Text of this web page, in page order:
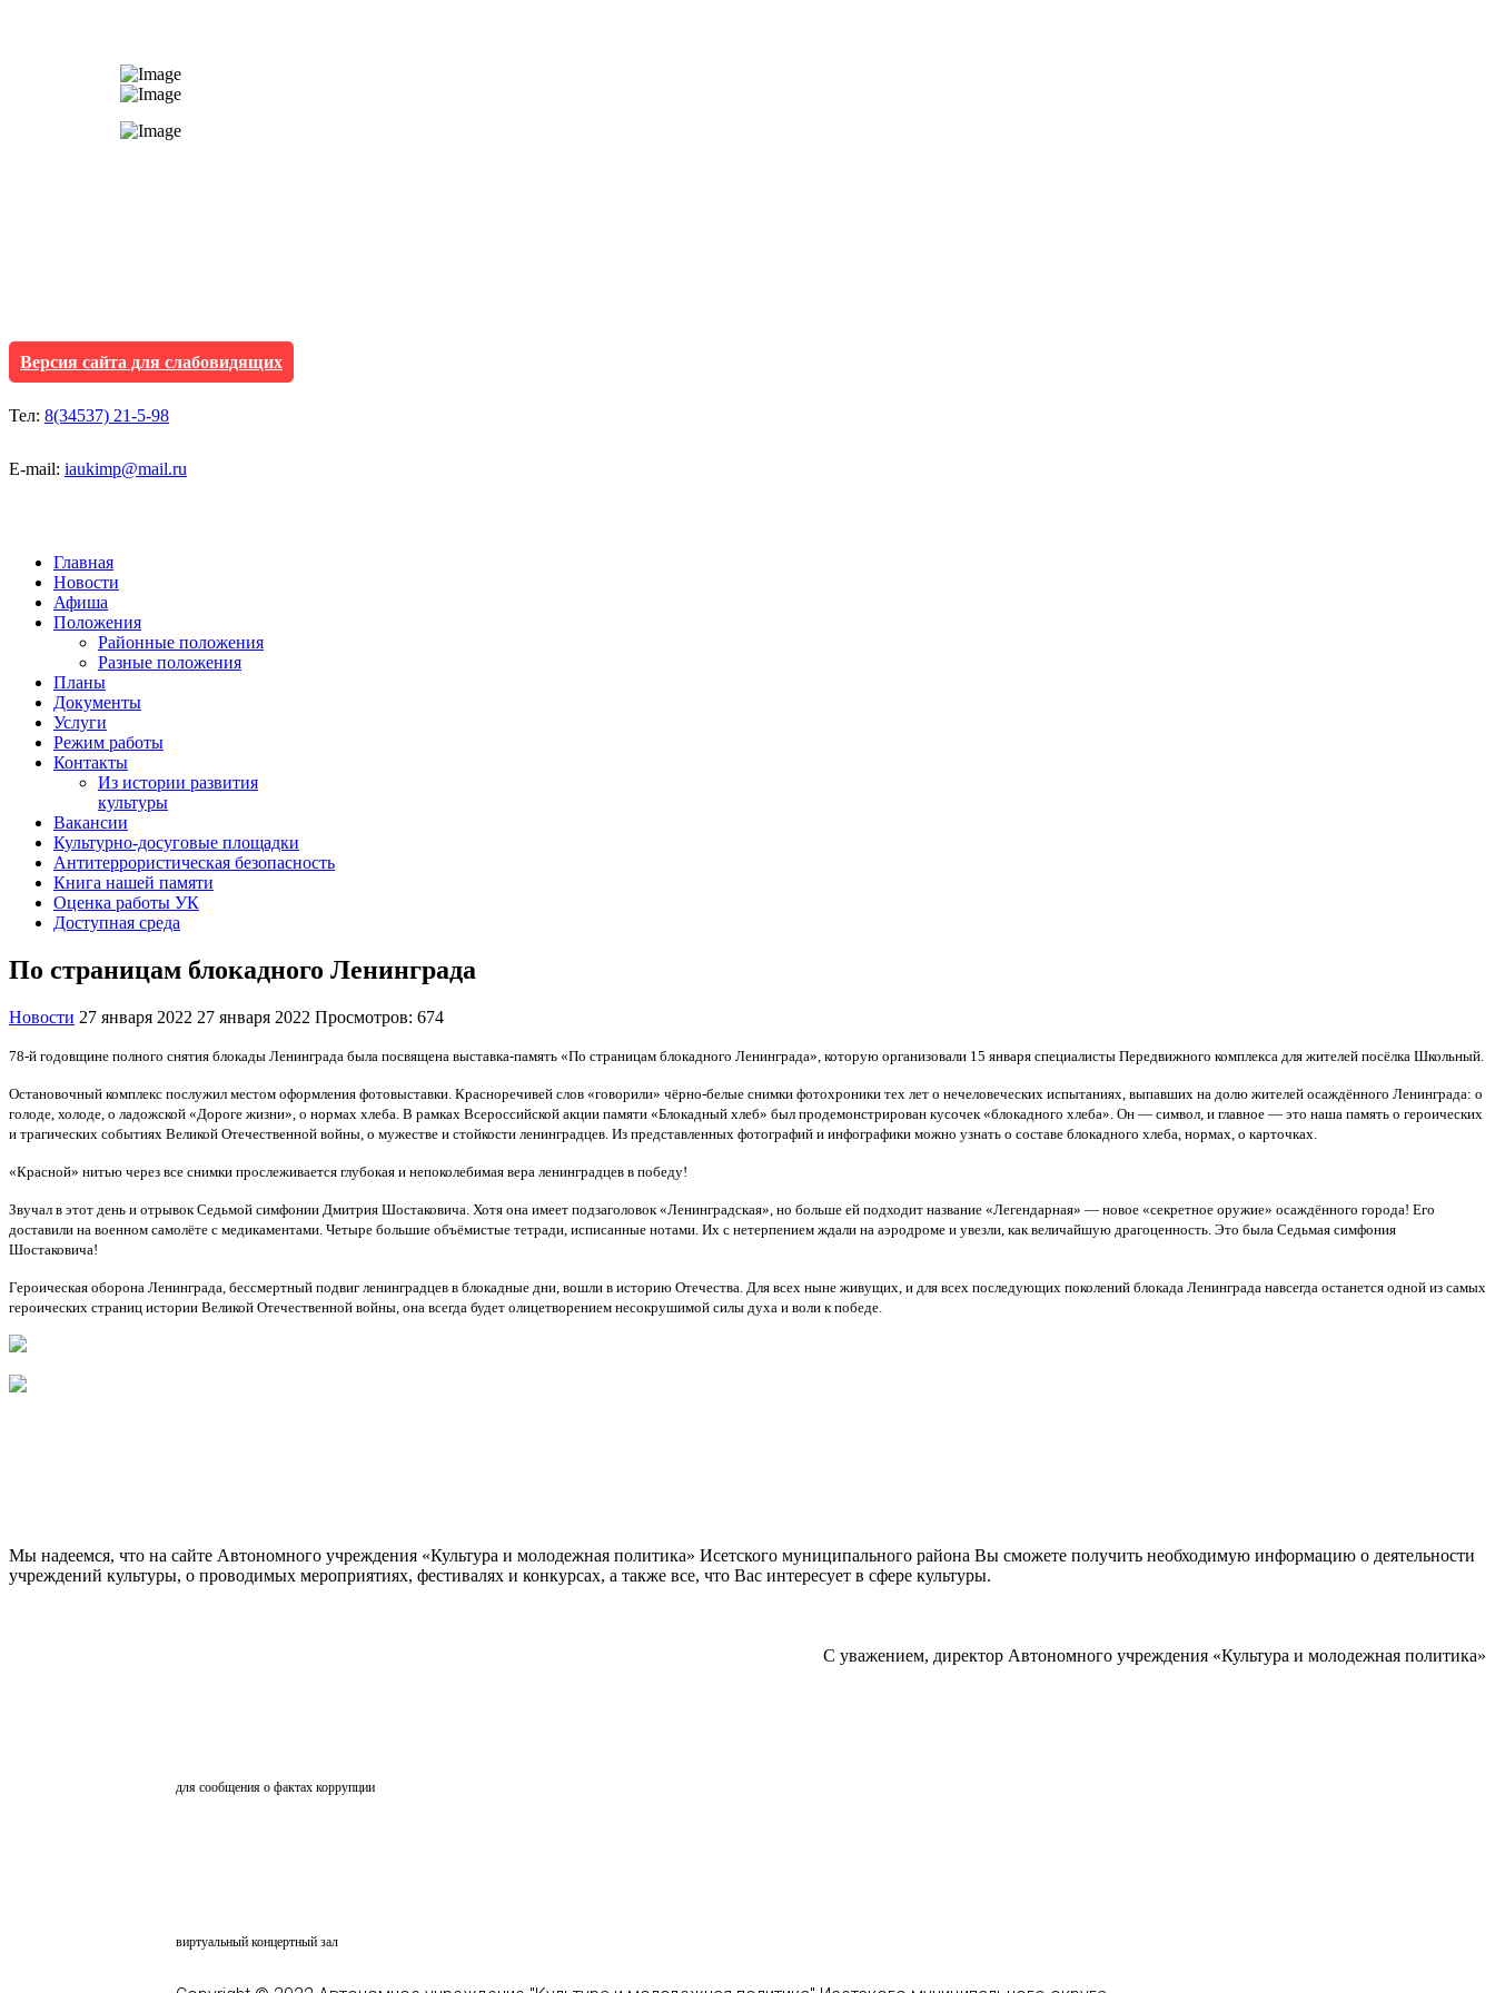
Версия сайта для слабовидящих
Тел: 8(34537) 21-5-98
E-mail: iaukimp@mail.ru
Главная
Новости
Афиша
Положения
Районные положения
Разные положения
Планы
Документы
Услуги
Режим работы
Контакты
Из истории развития
культуры
Вакансии
Культурно-досуговые площадки
Антитеррористическая безопасность
Книга нашей памяти
Оценка работы УК
Доступная среда
По страницам блокадного Ленинграда
Новости 27 января 2022 27 января 2022 Просмотров: 674
78-й годовщине полного снятия блокады Ленинграда была посвящена выставка-память «По страницам блокадного Ленинграда», которую организовали 15 января специалисты Передвижного комплекса для жителей посёлка Школьный.
Остановочный комплекс послужил местом оформления фотовыставки. Красноречивей слов «говорили» чёрно-белые снимки фотохроники тех лет о нечеловеческих испытаниях, выпавших на долю жителей осаждённого Ленинграда: о
голоде, холоде, о ладожской «Дороге жизни», о нормах хлеба. В рамках Всероссийской акции памяти «Блокадный хлеб» был продемонстрирован кусочек «блокадного хлеба». Он — символ, и главное — это наша память о героических
и трагических событиях Великой Отечественной войны, о мужестве и стойкости ленинградцев. Из представленных фотографий и инфографики можно узнать о составе блокадного хлеба, нормах, о карточках.
«Красной» нитью через все снимки прослеживается глубокая и непоколебимая вера ленинградцев в победу!
Звучал в этот день и отрывок Седьмой симфонии Дмитрия Шостаковича. Хотя она имеет подзаголовок «Ленинградская», но больше ей подходит название «Легендарная» — новое «секретное оружие» осаждённого города! Его
доставили на военном самолёте с медикаментами. Четыре большие объёмистые тетради, исписанные нотами. Их с нетерпением ждали на аэродроме и увезли, как величайшую драгоценность. Это была Седьмая симфония
Шостаковича!
Героическая оборона Ленинграда, бессмертный подвиг ленинградцев в блокадные дни, вошли в историю Отечества. Для всех ныне живущих, и для всех последующих поколений блокада Ленинграда навсегда останется одной из самых
героических страниц истории Великой Отечественной войны, она всегда будет олицетворением несокрушимой силы духа и воли к победе.
Мы надеемся, что на сайте Автономного учреждения «Культура и молодежная политика» Исетского муниципального района Вы сможете получить необходимую информацию о деятельности
учреждений культуры, о проводимых мероприятиях, фестивалях и конкурсах, а также все, что Вас интересует в сфере культуры.
С уважением, директор Автономного учреждения «Культура и молодежная политика»
для сообщения о фактах коррупции
виртуальный концертный зал